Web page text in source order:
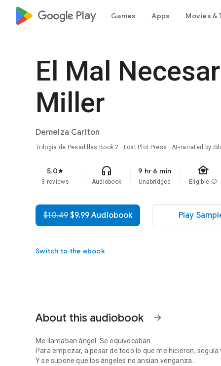
google_logo Play Games Apps Movies &
El Mal
Miller
Demelza Carlton
Trilogía de Pesadillas Book 2 · Lost Plot Press · AI-narrated by
5.0star
3 reviews
headphones
Audiobook
9 hr 6 min
Unabridged
family_home
Eligible info
$10.49$9.99 Audiobook Play
Switch to the ebook
About this audiobook arrow_forward
Me llamaban ángel. Se equivocaban.
Para empezar, a pesar de todo lo que me hicieron, seguía
Y se supone que los ángeles no ansían venganza...